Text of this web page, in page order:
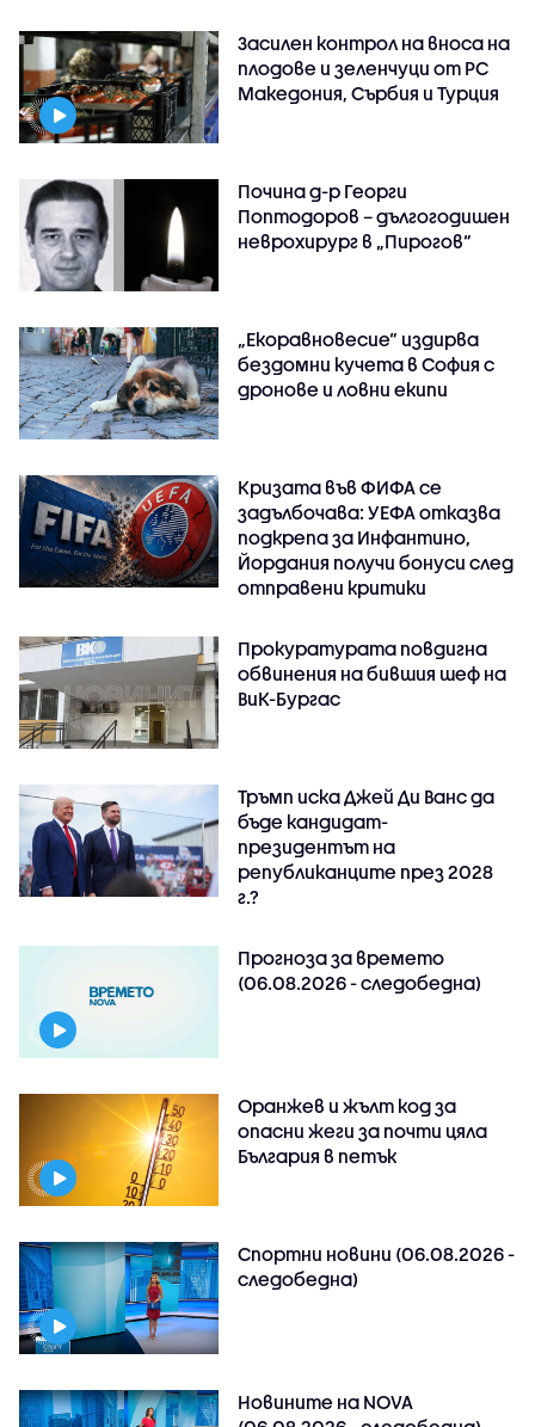
Засилен контрол на вноса на
плодове и зеленчуци от РС
Македония, Сърбия и Турция
Почина д-р Георги
Поптодоров – дългогодишен
неврохирург в „Пирогов“
„Екоравновесие“ издирва
бездомни кучета в София с
дронове и ловни екипи
Кризата във ФИФА се
задълбочава: УЕФА отказва
подкрепа за Инфантино,
Йордания получи бонуси след
отправени критики
Прокуратурата повдигна
обвинения на бившия шеф на
ВиК-Бургас
Тръмп иска Джей Ди Ванс да
бъде кандидат-
президентът на
републиканците през 2028
г.?
Прогноза за времето
(06.08.2026 - следобедна)
Оранжев и жълт код за
опасни жеги за почти цяла
България в петък
Спортни новини (06.08.2026 -
следобедна)
Новините на NOVA